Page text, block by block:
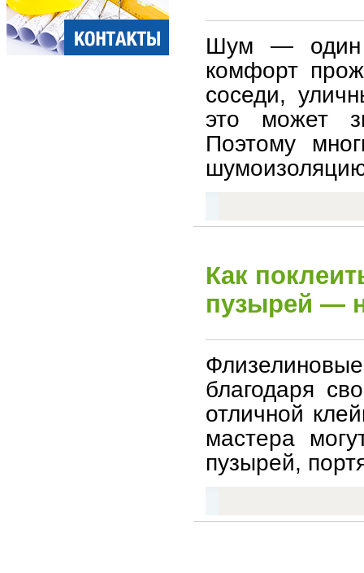
Шум — один
комфорт
соседи,
это может
Поэтому
Как
пузырей —
благодаря
отличной
мастера
пузырей,